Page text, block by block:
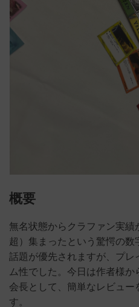
概要
無名状態からクラファン実
超）集まったという驚愕の数
話題が優先されますが、プ
ム性でした。今日は作者様
会長として、簡単なレビュー
す。